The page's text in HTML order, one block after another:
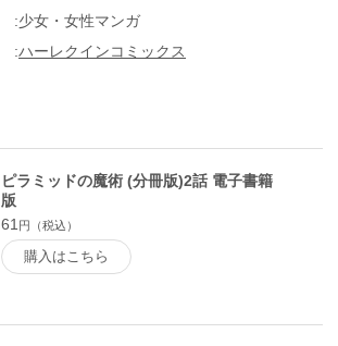
少女・女性マンガ
ハーレクインコミックス
ピラミッドの魔術 (分冊版)2話 電子書籍
版
61 円（税込）
購入はこちら